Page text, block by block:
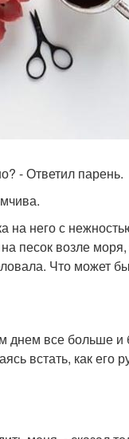
- Ответил парень.
на него с
песок возле
Что может
все больше и
встать, как его